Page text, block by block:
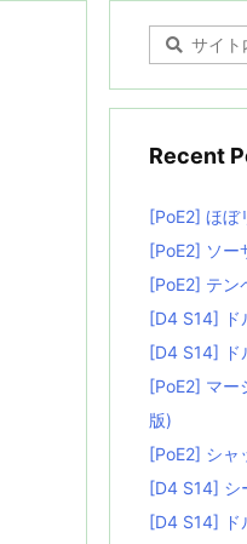
Recent
[PoE2] ほぼ
[PoE2] ソー
[PoE2] テン
[D4 S14] ド
[D4 S14] ド
[PoE2] マー
版)
[PoE2] シャ
[D4 S14] シ
[D4 S14] ド